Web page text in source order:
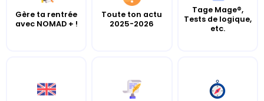
Gère ta rentrée
avec NOMAD + !
Toute ton actu
2025-2026
Tage Mage®,
Tests de logique,
etc.